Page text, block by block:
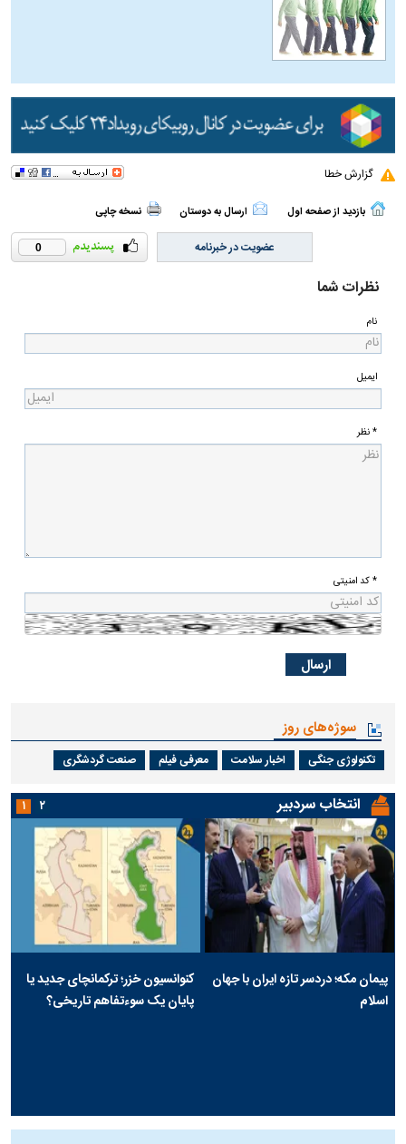
گزارش خطا
بازدید از صفحه اول ارسال به دوستان نسخه چاپی
0 عضویت در خبرنامه
نظرات شما
نام
ایمیل
* نظر
* کد امنیتی
سوژه‌های روز
تکنولوژی جنگی اخبار سلامت معرفی فیلم صنعت گردشگری
انتخاب سردبیر
پیمان مکه؛ دردسر تازه ایران با جهان
اسلام
کنوانسیون خزر؛ ترکمانچای جدید یا
پایان یک سوءتفاهم تاریخی؟
۱ ۲